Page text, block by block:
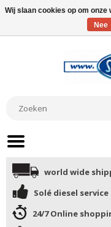
world wide
Solé diesel service
24/7 Online
Wij slaan cookies op om
Nee